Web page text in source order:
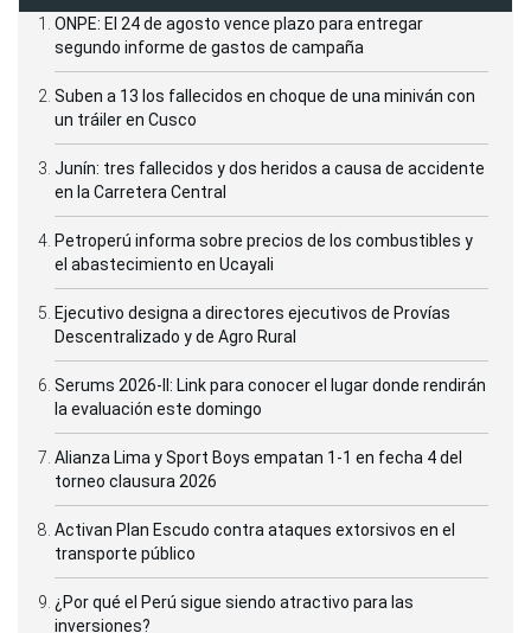
ONPE: El 24 de agosto vence plazo para entregar
segundo informe de gastos de campaña
Suben a 13 los fallecidos en choque de una miniván con
un tráiler en Cusco
Junín: tres fallecidos y dos heridos a causa de accidente
en la Carretera Central
Petroperú informa sobre precios de los combustibles y
el abastecimiento en Ucayali
Ejecutivo designa a directores ejecutivos de Provías
Descentralizado y de Agro Rural
Serums 2026-II: Link para conocer el lugar donde rendirán
la evaluación este domingo
Alianza Lima y Sport Boys empatan 1-1 en fecha 4 del
torneo clausura 2026
Activan Plan Escudo contra ataques extorsivos en el
transporte público
¿Por qué el Perú sigue siendo atractivo para las
inversiones?